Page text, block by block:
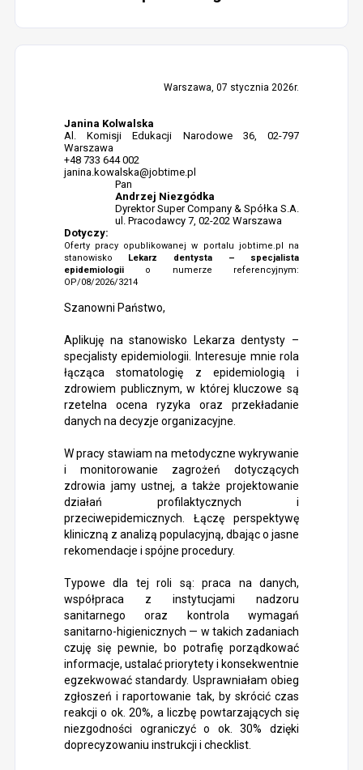
Warszawa, 07 stycznia 2026r.
Janina Kolwalska
Al. Komisji Edukacji Narodowe 36, 02-797
Warszawa
+48 733 644 002
janina.kowalska@jobtime.pl
Pan
Andrzej Niezgódka
Dyrektor Super Company & Spółka S.A.
ul. Pracodawcy 7, 02-202 Warszawa
Dotyczy:
Oferty pracy opublikowanej w portalu jobtime.pl na
stanowisko Lekarz dentysta – specjalista
epidemiologiio numerze referencyjnym:
OP/08/2026/3214
Szanowni Państwo,
Aplikuję na stanowisko Lekarza dentysty –
specjalisty epidemiologii. Interesuje mnie rola
łącząca stomatologię z epidemiologią i
zdrowiem publicznym, w której kluczowe są
rzetelna ocena ryzyka oraz przekładanie
danych na decyzje organizacyjne.
W pracy stawiam na metodyczne wykrywanie
i monitorowanie zagrożeń dotyczących
zdrowia jamy ustnej, a także projektowanie
działań profilaktycznych i
przeciwepidemicznych. Łączę perspektywę
kliniczną z analizą populacyjną, dbając o jasne
rekomendacje i spójne procedury.
Typowe dla tej roli są: praca na danych,
współpraca z instytucjami nadzoru
sanitarnego oraz kontrola wymagań
sanitarno-higienicznych — w takich zadaniach
czuję się pewnie, bo potrafię porządkować
informacje, ustalać priorytety i konsekwentnie
egzekwować standardy. Usprawniałam obieg
zgłoszeń i raportowanie tak, by skrócić czas
reakcji o ok. 20%, a liczbę powtarzających się
niezgodności ograniczyć o ok. 30% dzięki
doprecyzowaniu instrukcji i checklist.